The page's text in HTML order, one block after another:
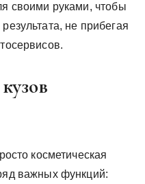
своими руками, чтобы
не прибегая
косметическая
важных функций: